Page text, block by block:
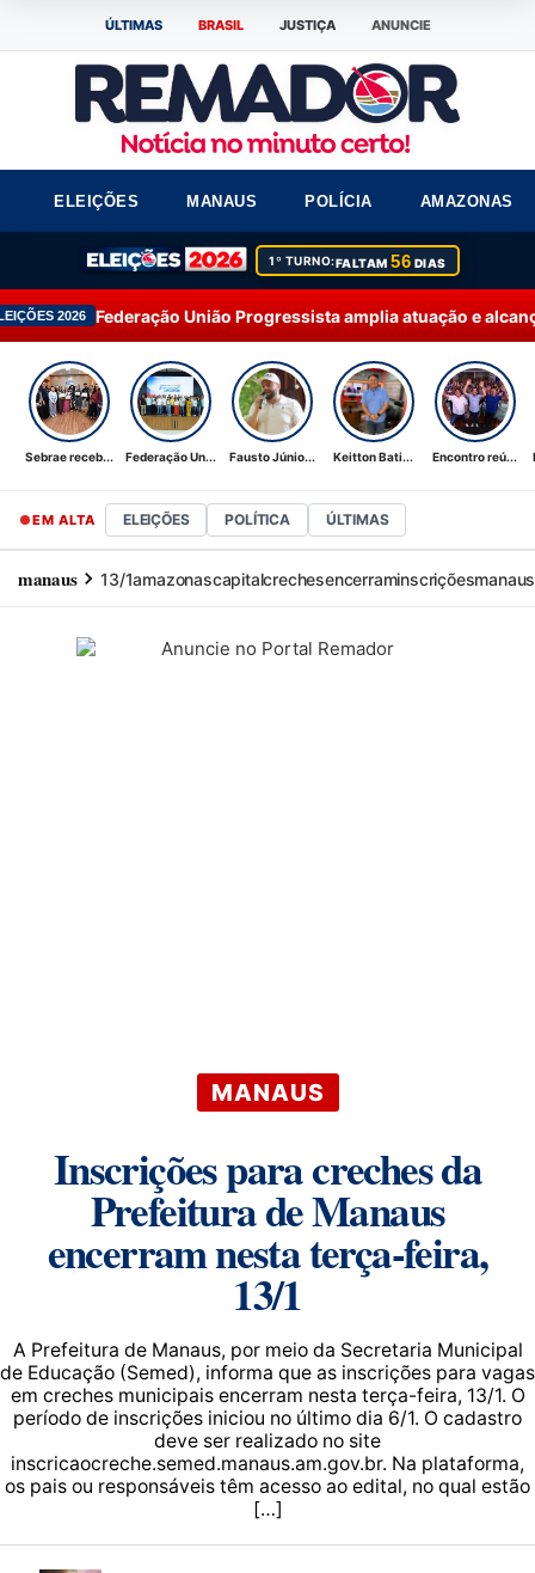
ÚLTIMAS BRASIL JUSTIÇA ANUNCIE
ELEIÇÕES MANAUS POLÍCIA AMAZONAS
1º TURNO:FALTAM56 DIAS
União Progressista amplia atuação e alcança 92% dos
Sebrae receb... Federação Un... Fausto Júnio... Keitton Bati... Encontro reú...
EM ALTA ELEIÇÕES POLÍTICA ÚLTIMAS
manaus 13/1amazonascapitalcrechesencerraminscriçõesmanaus
MANAUS
Inscrições para creches da
Prefeitura de Manaus
encerram nesta terça-feira,
13/1
A Prefeitura de Manaus, por meio da Secretaria Municipal
de Educação (Semed), informa que as inscrições para vagas
em creches municipais encerram nesta terça-feira, 13/1. O
período de inscrições iniciou no último dia 6/1. O cadastro
deve ser realizado no site
inscricaocreche.semed.manaus.am.gov.br. Na plataforma,
os pais ou responsáveis têm acesso ao edital, no qual estão
[…]